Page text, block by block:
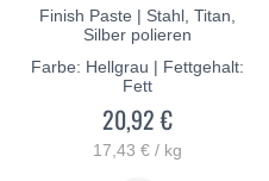
Finish Paste | Stahl, Titan,
Silber polieren
Farbe: Hellgrau | Fettgehalt:
Fett
20,92 €
17,43 € / kg